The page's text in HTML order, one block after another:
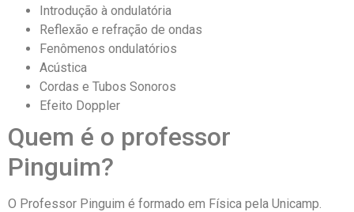
Introdução à ondulatória
Reflexão e refração de ondas
Fenômenos ondulatórios
Acústica
Cordas e Tubos Sonoros
Efeito Doppler
Quem é o professor
Pinguim?
O Professor Pinguim é formado em Física pela Unicamp.